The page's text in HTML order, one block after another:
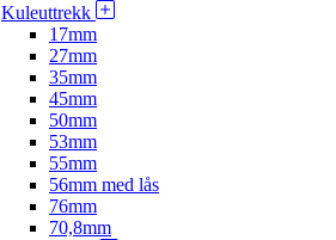
Kuleuttrekk
17mm
27mm
35mm
45mm
50mm
53mm
55mm
56mm med lås
76mm
70,8mm